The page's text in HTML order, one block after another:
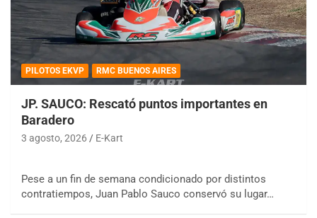
PILOTOS EKVP RMC BUENOS AIRES
JP. SAUCO: Rescató puntos importantes en
Baradero
3 agosto, 2026 E-Kart
Pese a un fin de semana condicionado por distintos
contratiempos, Juan Pablo Sauco conservó su lugar…
08/09-AGO
IAME SERIES ARGENTINA 6